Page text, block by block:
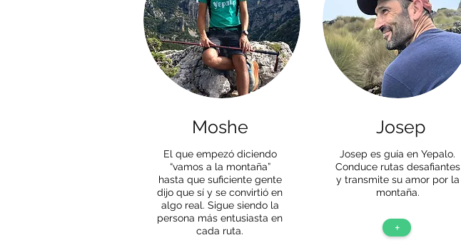
Moshe
El que empezó diciendo
“vamos a la montaña”
hasta que suficiente gente
dijo que sí y se convirtió en
algo real. Sigue siendo la
persona más entusiasta en
cada ruta.
Josep
Josep es guía en Yepalo.
Conduce rutas desafiantes
y transmite su amor por la
montaña.
+